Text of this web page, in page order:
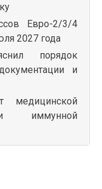
Евро-2/3/4
2027 года
порядок
и
медицинской
иммунной